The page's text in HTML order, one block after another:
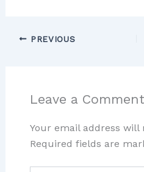
PREVIOUS
Leave a Comment
Your email address will
Required fields are